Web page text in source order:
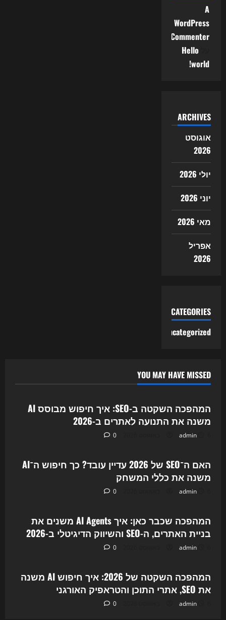
A
WordPress
Commenter
Hello
world!
ARCHIVES
אוגוסט
2026
יולי 2026
יוני 2026
מאי 2026
אפריל
2026
CATEGORIES
Uncategorized
YOU MAY HAVE MISSED
Uncategorized
המהפכה השקטה ב-SEO: איך חיפוש מבוסס AI
משנה את התנועה לאתרים ב-2026
admin
0 Uncategorized
האם ה־SEO של 2026 עדיין עובד? כך חיפוש ה־AI
משנה את כללי המשחק
admin
0 Uncategorized
המהפכה שכבר כאן: איך AI Agents משנים את
בניית האתרים, ה-SEO והשיווק הדיגיטלי ב-2026
admin
0 Uncategorized
המהפכה השקטה של 2026: איך חיפוש AI משנה
את SEO, אתרי התוכן והטראפיק האורגני
admin
0